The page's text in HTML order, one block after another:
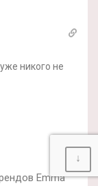
никого не
Emma
↓